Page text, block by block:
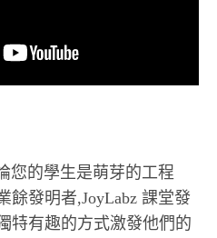
您的學生是萌芽的工程
餘發明者,JoyLabz 課堂發
特有趣的方式激發他們的